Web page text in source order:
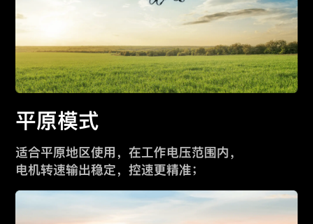
平原模式
适合平原地区使用，在工作电压范围内，
电机转速输出稳定，控速更精准；